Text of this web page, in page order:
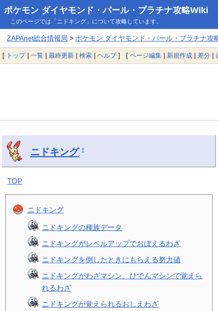
ポケモン ダイヤモンド・パール・プラチナ攻略Wiki
このページでは「ニドキング」について攻略しています。
ZAPAnet総合情報局 > ポケモン ダイヤモンド・パール・プラチナ攻
[ トップ| 一覧 | 最終更新 | 検索 | ヘルプ] [ ページ編集 | 新規作成 | 差分 |
ニドキング †
TOP
ニドキング
ニドキングの種族データ
ニドキングがレベルアップでおぼえるわざ
ニドキングを倒したときにもらえる努力値
ニドキングがわざマシン、ひでんマシンで覚えら
れるわざ
ニドキングが覚えられるおしえわざ